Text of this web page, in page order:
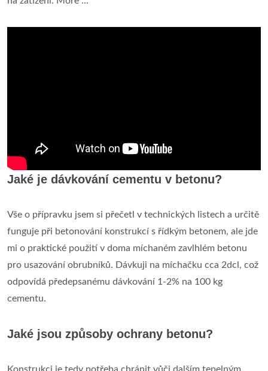
Jaké je dávkování cementu v betonu?
Vše o přípravku jsem si přečetl v technických listech a určitě
funguje při betonování konstrukcí s řídkým betonem, ale jde
mi o praktické použití v doma míchaném zavlhlém betonu
pro usazování obrubníků. Dávkuji na míchačku cca 2dcl, což
odpovídá předepsanému dávkování 1-2% na 100 kg
cementu.
Jaké jsou způsoby ochrany betonu?